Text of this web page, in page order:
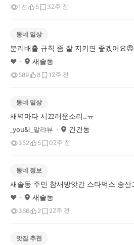
1천 5 32주 전
동네 일상
분리배출 규칙 좀 잘 지키면 좋겠어요😡
♥️ 새솔동
589 8 1 2주 전
동네 일상
새벽마다 시끄러운소리..ㅠ
_you&i_알랴뷰 건건동
352 5 02주 전
동네 정보
♥️ 새솔동
366 2 22주 전
맛집 추천